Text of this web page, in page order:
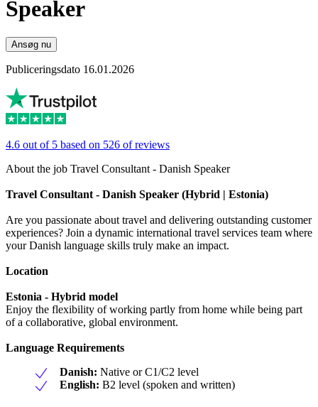
Speaker
Ansøg nu
Publiceringsdato 16.01.2026
4.6 out of 5 based on 526 of reviews
About the job Travel Consultant - Danish Speaker
Travel Consultant - Danish Speaker (Hybrid | Estonia)
Are you passionate about travel and delivering outstanding customer
experiences? Join a dynamic international travel services team where
your Danish language skills truly make an impact.
Location
Estonia - Hybrid model
Enjoy the flexibility of working partly from home while being part
of a collaborative, global environment.
Language Requirements
Danish: Native or C1/C2 level
English: B2 level (spoken and written)